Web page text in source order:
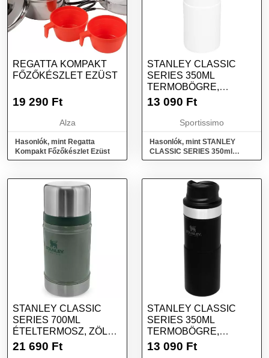
REGATTA KOMPAKT
FŐZŐKÉSZLET EZÜST
19 290 Ft
Alza
Hasonlók, mint Regatta
Kompakt Főzőkészlet Ezüst
STANLEY CLASSIC
SERIES 350ML
TERMOBÖGRE,
FEHÉR, MÉRET
13 090 Ft
Sportissimo
Hasonlók, mint STANLEY
CLASSIC SERIES 350ml
Termobögre, fehér, méret
STANLEY CLASSIC
SERIES 700ML
ÉTELTERMOSZ, ZÖLD,
MÉRET
21 690 Ft
STANLEY CLASSIC
SERIES 350ML
TERMOBÖGRE,
FEKETE, MÉRET
13 090 Ft